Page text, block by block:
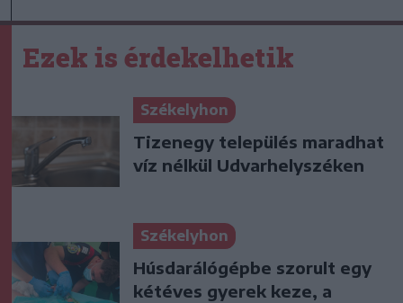
Ezek is érdekelhetik
Székelyhon
Tizenegy település maradhat
víz nélkül Udvarhelyszéken
Székelyhon
Húsdarálógépbe szorult egy
kétéves gyerek keze, a